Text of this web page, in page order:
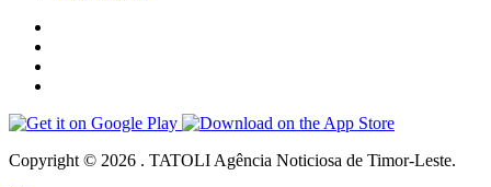
Copyright © 2026 . TATOLI Agência Noticiosa de Timor-Leste.